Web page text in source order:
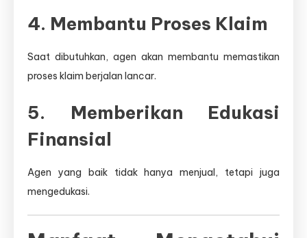
4. Membantu Proses Klaim
Saat dibutuhkan, agen akan membantu memastikan
proses klaim berjalan lancar.
5. Memberikan Edukasi
Finansial
Agen yang baik tidak hanya menjual, tetapi juga
mengedukasi.